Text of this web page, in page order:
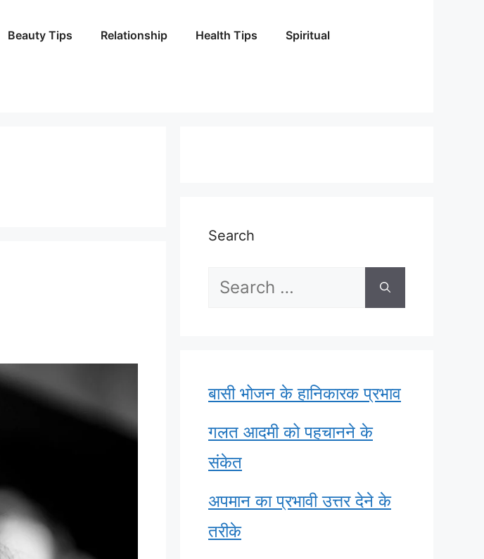
Beauty Tips Relationship Health Tips Spiritual
Search
Search
बासी भोजन के हानिकारक प्रभाव
गलत आदमी को पहचानने के
संकेत
अपमान का प्रभावी उत्तर देने के
तरीके